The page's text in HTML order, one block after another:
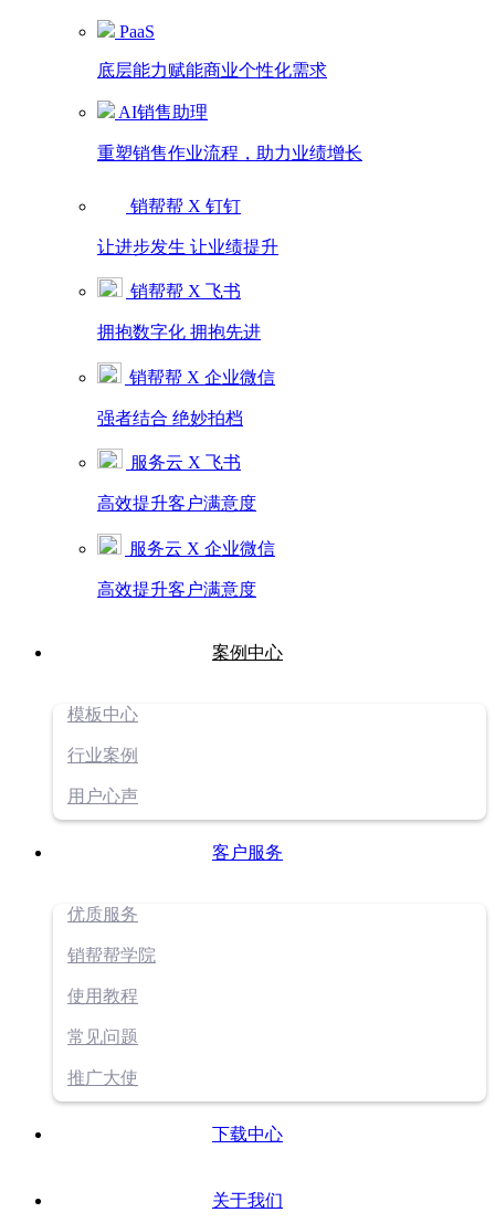
PaaS
底层能力赋能商业个性化需求
AI销售助理
重塑销售作业流程，助力业绩增长
销帮帮 X 钉钉
让进步发生 让业绩提升
销帮帮 X 飞书
拥抱数字化 拥抱先进
销帮帮 X 企业微信
强者结合 绝妙拍档
服务云 X 飞书
高效提升客户满意度
服务云 X 企业微信
高效提升客户满意度
案例中心
模板中心
行业案例
用户心声
客户服务
优质服务
销帮帮学院
使用教程
常见问题
推广大使
下载中心
关于我们